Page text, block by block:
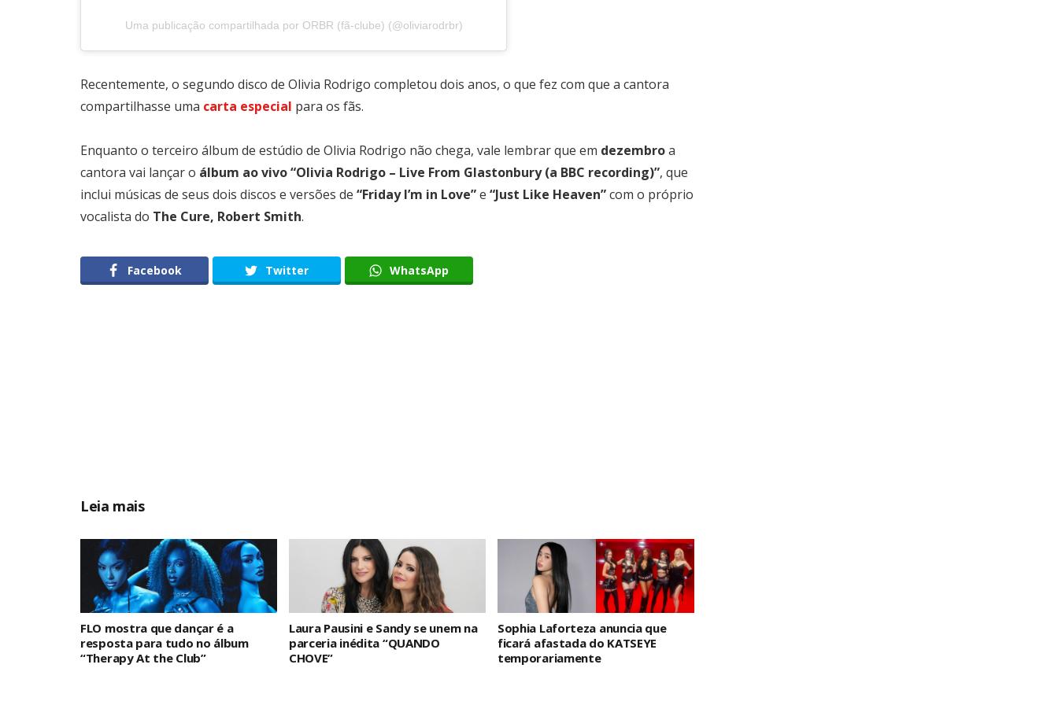
Uma publicação compartilhada por ORBR (fã-clube) (@oliviarodrbr)
Recentemente, o segundo disco de Olivia Rodrigo completou dois anos, o que fez com que a cantora
compartilhasse uma carta especial para os fãs.
Enquanto o terceiro álbum de estúdio de Olivia Rodrigo não chega, vale lembrar que em dezembroa
cantora vai lançar o álbum ao vivo “Olivia Rodrigo – Live From Glastonbury (a BBC recording)”, que
inclui músicas de seus dois discos e versões de “Friday I’m in Love”e “Just Like Heaven”com o próprio
vocalista do The Cure, Robert Smith.
Facebook Twitter WhatsApp
Leia mais
FLO mostra que dançar é a
resposta para tudo no álbum
“Therapy At the Club”
Laura Pausini e Sandy se unem na
parceria inédita “QUANDO
CHOVE”
Sophia Laforteza anuncia que
ficará afastada do KATSEYE
temporariamente
Editor Picks